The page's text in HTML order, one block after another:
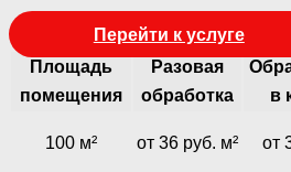
Перейти к услуге
Площадь
помещения
Разовая
обработка
в
100 м² от 36 руб. м² от